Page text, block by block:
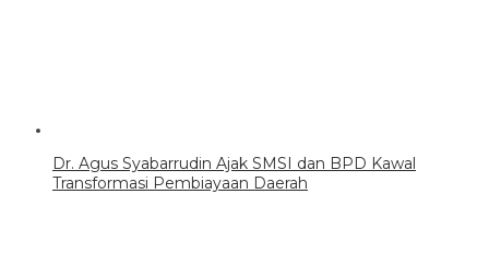
Dr. Agus Syabarrudin Ajak SMSI dan BPD Kawal
Transformasi Pembiayaan Daerah